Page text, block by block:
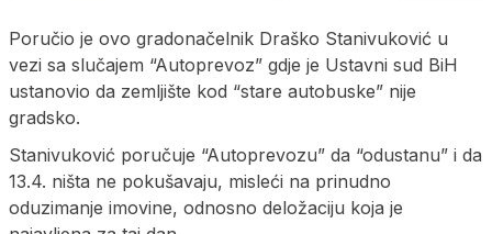
Poručio je ovo gradonačelnik Draško Stanivuković u
vezi sa slučajem “Autoprevoz” gdje je Ustavni sud BiH
ustanovio da zemljište kod “stare autobuske” nije
gradsko.
Stanivuković poručuje “Autoprevozu” da “odustanu” i da
13.4. ništa ne pokušavaju, misleći na prinudno
oduzimanje imovine, odnosno deložaciju koja je